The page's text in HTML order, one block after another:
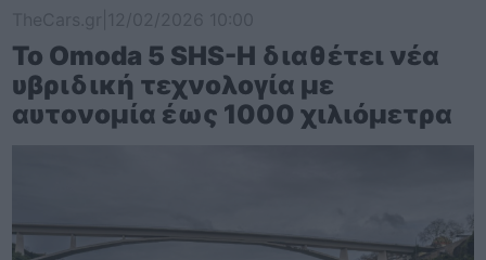
Το Omoda 5 SHS-H διαθέτει νέα
υβριδική τεχνολογία με
αυτονομία έως 1000 χιλιόμετρα